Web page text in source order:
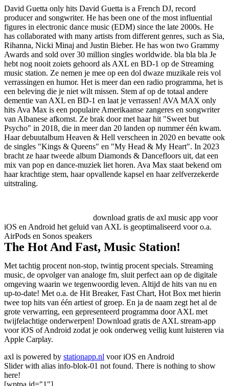
David Guetta only hits David Guetta is a French DJ, record
producer and songwriter. He has been one of the most influential
figures in electronic dance music (EDM) since the late 2000s. He
has collaborated with many artists from different genres, such as Sia,
Rihanna, Nicki Minaj and Justin Bieber. He has won two Grammy
Awards and sold over 30 million singles worldwide. bla bla bla Je
hebt nog nooit zoiets gehoord als AXL en BD-1 op de Streaming
music station. Ze nemen je mee op een dol dwaze muzikale reis vol
verrassingen en humor. Het is meer dan een radio programma, het is
een beleving die je niet wilt missen. Stem af op de totaal andere
dementie van AXL en BD-1 en laat je verrassen! AVA MAX only
hits Ava Max is een populaire Amerikaanse zangeres en songwriter
van Albanese afkomst. Ze brak door met haar hit "Sweet but
Psycho" in 2018, die in meer dan 20 landen op nummer één kwam.
Haar debuutalbum Heaven & Hell verscheen in 2020 en bevatte ook
de singles "Kings & Queens" en "My Head & My Heart". In 2023
bracht ze haar tweede album Diamonds & Dancefloors uit, dat een
mix van pop en dance-muziek liet horen. Ava Max staat bekend om
haar krachtige stem, haar opvallende kapsel en haar zelfverzekerde
uitstraling.
download gratis de axl music app voor
iOS en Android het geluid van AXL is geoptimaliseerd voor o.a.
AirPods en Sonos speakers
The Hot And Fast, Music Station!
Met tachtig procent non-stop, twintig procent specials. Streaming
music, de opvolger van analoge fm, sluit perfect aan op de digitale
omgeving waarin we tegenwoordig leven. Altijd de hits van nu en
up-to-date! Met o.a. de Hit Breaker, Fast Chart, Hot Box met hierin
twee top hits van één artiest of groep. En ja de naam zegt het al de
grote verwarring, een gepresenteerd programma door AXL met
twijfelachtige onderwerpen! Download gratis de AXL stream-app
voor iOS of Android zodat je ook onderweg veilig kunt luisteren via
Apple Carplay.
axl is powered by stationapp.nl voor iOS en Android
Slider with alias info-blok-01 not found. There is nothing to show
here!
[wptpa id="1"]